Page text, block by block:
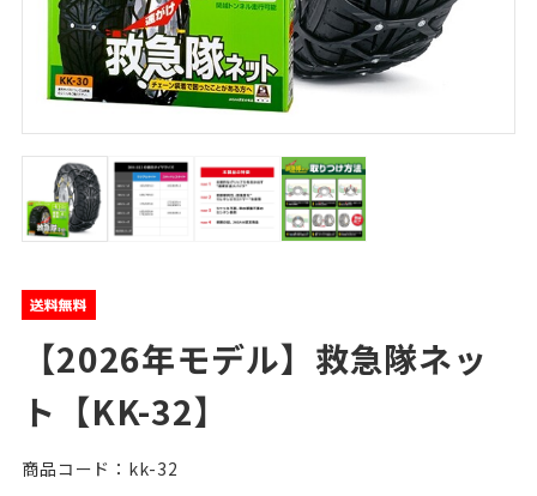
【2026年モデル】救急隊ネッ
ト【KK-32】
商品コード：kk-32